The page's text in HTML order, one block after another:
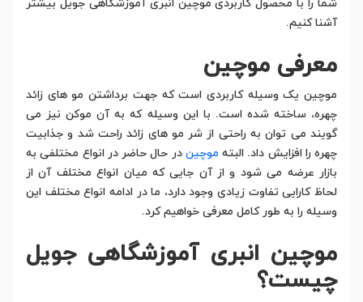
شما را با محصول کاربردی موچین انبری آموزشگاهی جویل بیشتر
آشنا کنیم.
معرفی موچین
موچین یک وسیله کاربردی است که جهت برداشتن مو های زائد
چهره، ساخته شده است. با این وسیله که به آن موکن نیز می
گویند می توان به راحتی از شر مو های زائد راحت شد و جذابیت
چهره را افزایش داد. البته موچین در حال حاضر در انواع مختلفی به
بازار عرضه می شود و از آن جایی که میان انواع مختلف آن از
لحاظ کارایی تفاوت زیادی وجود دارد، ما در ادامه انواع مختلف این
وسیله را به طور کامل معرفی خواهیم کرد.
موچین انبری آموزشگاهی جویل
چیست؟